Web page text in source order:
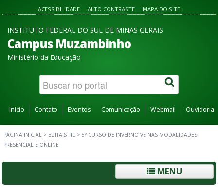
ACESSIBILIDADE ALTO CONTRASTE MAPA DO SITE
INSTITUTO FEDERAL DO SUL DE MINAS GERAIS
Campus Muzambinho
Ministério da Educação
Início Contato Eventos Comunicação Webmail Ouvidoria
PÁGINA INICIAL > EDITAIS FIC > 5º CURSO DE INVERNO VE NAS MODALIDADES
PRESENCIAL E ONLINE
MENU